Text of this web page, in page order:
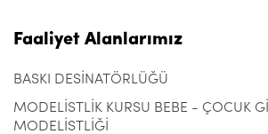
Faaliyet Alanlarımız
BASKI DESİNATÖRLÜĞÜ
MODELİSTLİK KURSU BEBE - ÇOCUK
MODELİSTLİĞİ